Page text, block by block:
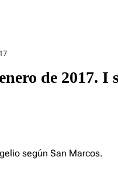
de 2017.
según San Marcos.